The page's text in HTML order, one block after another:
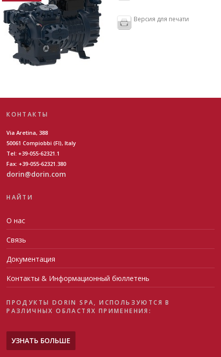
Версия для печати
КОНТАКТЫ
Via Aretina, 388
50061 Compiobbi (FI), Italy
Tel: +39-055-62321.1
Fax: +39-055-62321.380
dorin@dorin.com
НАЙТИ
О нас
Связь
Документация
Контакты & Информационный бюллетень
ПРОДУКТЫ DORIN SPA, ИСПОЛЬЗУЮТСЯ В
РАЗЛИЧНЫХ ОБЛАСТЯХ ПРИМЕНЕНИЯ:
УЗНАТЬ БОЛЬШЕ